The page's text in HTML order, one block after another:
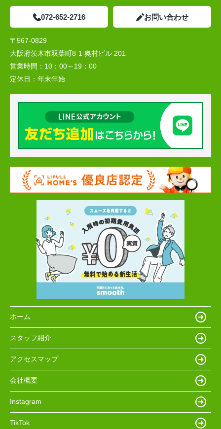
072-652-2716 お問い合わせ
〒567-0829
大阪府茨木市双葉町8-1 奥村ビル 201
営業時間： 10：00～19：00
定休日： 年末年始
ホーム
スタッフ紹介
アクセスマップ
会社概要
Instagram
TikTok